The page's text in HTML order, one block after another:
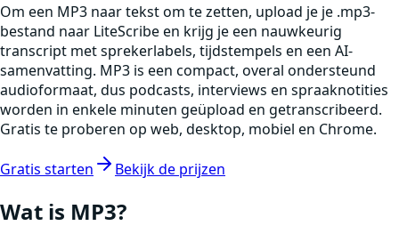
Om een MP3 naar tekst om te zetten, upload je je .mp3-
bestand naar LiteScribe en krijg je een nauwkeurig
transcript met sprekerlabels, tijdstempels en een AI-
samenvatting. MP3 is een compact, overal ondersteund
audioformaat, dus podcasts, interviews en spraaknotities
worden in enkele minuten geüpload en getranscribeerd.
Gratis te proberen op web, desktop, mobiel en Chrome.
Gratis starten Bekijk de prijzen
Wat is MP3?